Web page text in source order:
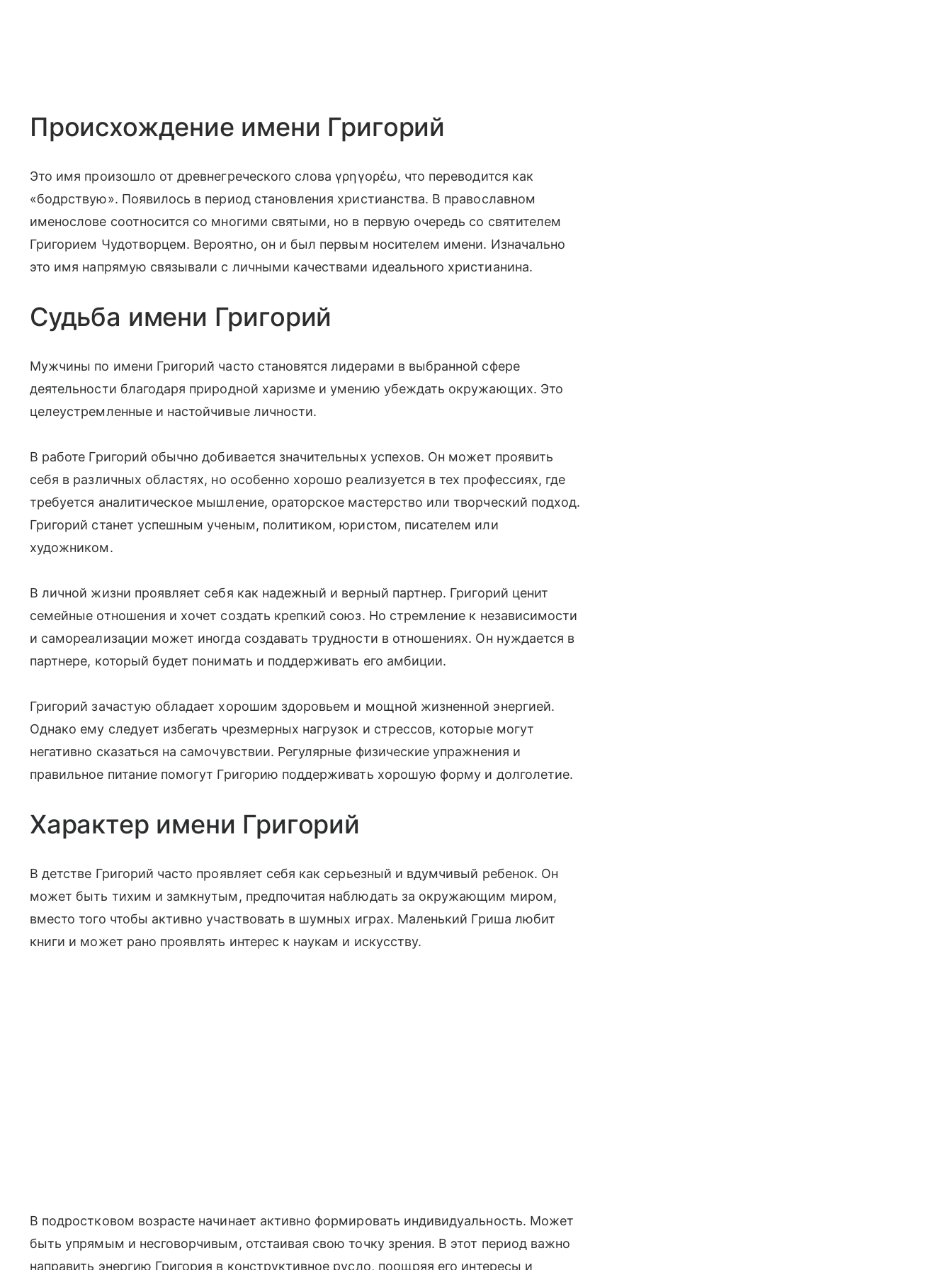
Происхождение имени Григорий
Это имя произошло от древнегреческого слова γρηγορέω, что переводится как
«бодрствую». Появилось в период становления христианства. В православном
именослове соотносится со многими святыми, но в первую очередь со святителем
Григорием Чудотворцем. Вероятно, он и был первым носителем имени. Изначально
это имя напрямую связывали с личными качествами идеального христианина.
Судьба имени Григорий
Мужчины по имени Григорий часто становятся лидерами в выбранной сфере
деятельности благодаря природной харизме и умению убеждать окружающих. Это
целеустремленные и настойчивые личности.
В работе Григорий обычно добивается значительных успехов. Он может проявить
себя в различных областях, но особенно хорошо реализуется в тех профессиях, где
требуется аналитическое мышление, ораторское мастерство или творческий подход.
Григорий станет успешным ученым, политиком, юристом, писателем или
художником.
В личной жизни проявляет себя как надежный и верный партнер. Григорий ценит
семейные отношения и хочет создать крепкий союз. Но стремление к независимости
и самореализации может иногда создавать трудности в отношениях. Он нуждается в
партнере, который будет понимать и поддерживать его амбиции.
Григорий зачастую обладает хорошим здоровьем и мощной жизненной энергией.
Однако ему следует избегать чрезмерных нагрузок и стрессов, которые могут
негативно сказаться на самочувствии. Регулярные физические упражнения и
правильное питание помогут Григорию поддерживать хорошую форму и долголетие.
Характер имени Григорий
В детстве Григорий часто проявляет себя как серьезный и вдумчивый ребенок. Он
может быть тихим и замкнутым, предпочитая наблюдать за окружающим миром,
вместо того чтобы активно участвовать в шумных играх. Маленький Гриша любит
книги и может рано проявлять интерес к наукам и искусству.
В подростковом возрасте начинает активно формировать индивидуальность. Может
быть упрямым и несговорчивым, отстаивая свою точку зрения. В этот период важно
направить энергию Григория в конструктивное русло, поощряя его интересы и